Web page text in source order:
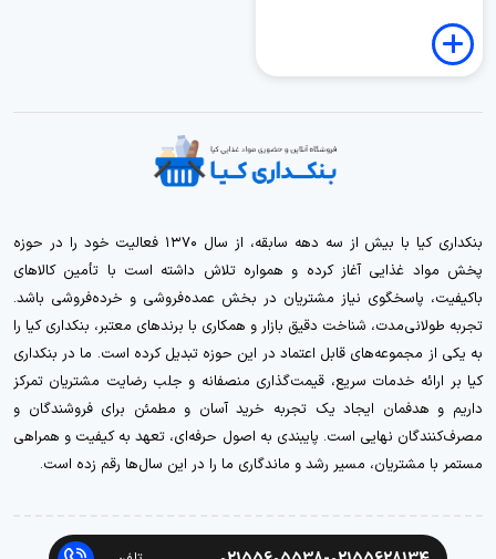
بنکداری کیا با بیش از سه دهه سابقه، از سال ۱۳۷۰ فعالیت خود را در حوزه
پخش مواد غذایی آغاز کرده و همواره تلاش داشته است با تأمین کالاهای
باکیفیت، پاسخگوی نیاز مشتریان در بخش عمده‌فروشی و خرده‌فروشی باشد.
تجربه طولانی‌مدت، شناخت دقیق بازار و همکاری با برندهای معتبر، بنکداری کیا را
به یکی از مجموعه‌های قابل اعتماد در این حوزه تبدیل کرده است. ما در بنکداری
کیا بر ارائه خدمات سریع، قیمت‌گذاری منصفانه و جلب رضایت مشتریان تمرکز
داریم و هدفمان ایجاد یک تجربه خرید آسان و مطمئن برای فروشندگان و
مصرف‌کنندگان نهایی است. پایبندی به اصول حرفه‌ای، تعهد به کیفیت و همراهی
مستمر با مشتریان، مسیر رشد و ماندگاری ما را در این سال‌ها رقم زده است.